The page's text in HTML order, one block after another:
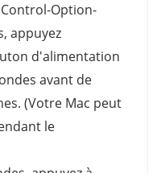
Option-
appuyez
d'alimentation
avant de
(Votre Mac peut
le